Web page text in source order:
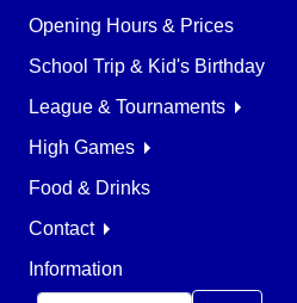
Opening Hours & Prices
School Trip & Kid's Birthday
League & Tournaments
High Games
Food & Drinks
Contact
Information